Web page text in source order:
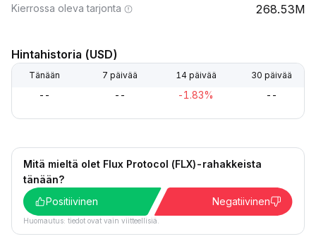
Kierrossa oleva tarjonta 268.53M
Hintahistoria (USD)
Tänään 7 päivää 14 päivää 30 päivää
-- -- -1.83% --
Mitä mieltä olet Flux Protocol (FLX)-rahakkeista
tänään?
Positiivinen
Negatiivinen
Huomautus: tiedot ovat vain viitteellisiä.